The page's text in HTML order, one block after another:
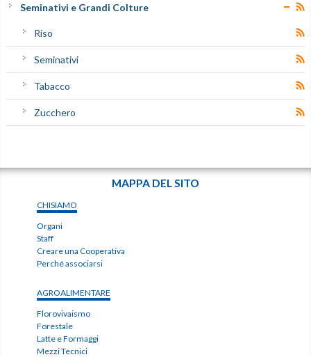
Seminativi e Grandi Colture
Riso
Seminativi
Tabacco
Zucchero
MAPPA DEL SITO
CHISIAMO
Organi
Staff
Creare una Cooperativa
Perché associarsi
AGROALIMENTARE
Florovivaismo
Forestale
Latte e Formaggi
Mezzi Tecnici